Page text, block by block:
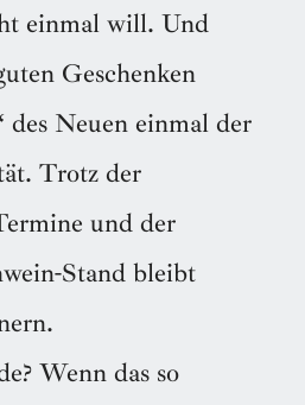
einmal will. Und
Geschenken
Neuen einmal der
Trotz der
und der
Stand bleibt
Wenn das so